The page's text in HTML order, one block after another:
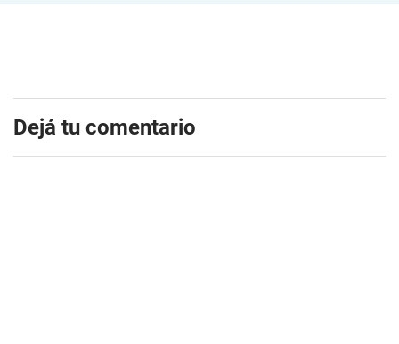
Dejá tu comentario